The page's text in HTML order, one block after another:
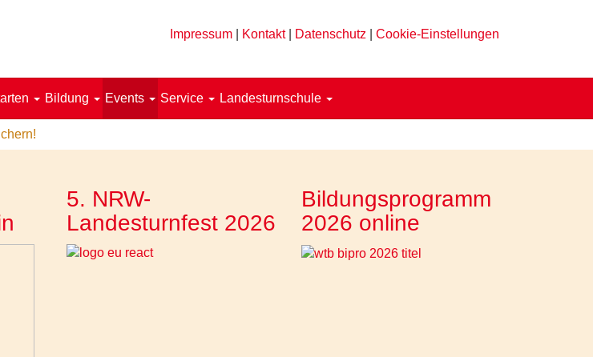
Impressum Kontakt| Datenschutz Cookie-Einstellungen
Bildung Events Service Landesturnschule
5. NRW-
Landesturnfest 2026
Bildungsprogramm
2026 online